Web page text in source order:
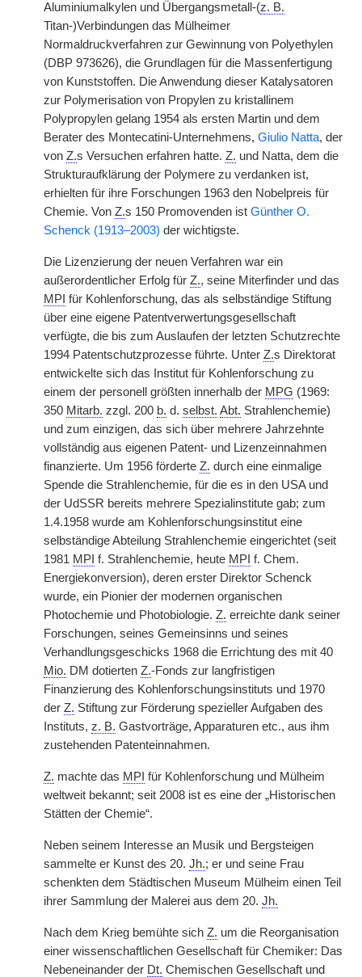
Aluminiumalkylen und Übergangsmetall-(z. B.
Titan-)Verbindungen das Mülheimer
Normaldruckverfahren zur Gewinnung von Polyethylen
(DBP 973626), die Grundlagen für die Massenfertigung
von Kunststoffen. Die Anwendung dieser Katalysatoren
zur Polymerisation von Propylen zu kristallinem
Polypropylen gelang 1954 als ersten Martin und dem
Berater des Montecatini-Unternehmens, Giulio Natta, der
von Z.s Versuchen erfahren hatte. Z. und Natta, dem die
Strukturaufklärung der Polymere zu verdanken ist,
erhielten für ihre Forschungen 1963 den Nobelpreis für
Chemie. Von Z.s 150 Promovenden ist Günther O.
Schenck (1913–2003) der wichtigste.
Die Lizenzierung der neuen Verfahren war ein
außerordentlicher Erfolg für Z., seine Miterfinder und das
MPI für Kohlenforschung, das als selbständige Stiftung
über eine eigene Patentverwertungsgesellschaft
verfügte, die bis zum Auslaufen der letzten Schutzrechte
1994 Patentschutzprozesse führte. Unter Z.s Direktorat
entwickelte sich das Institut für Kohlenforschung zu
einem der personell größten innerhalb der MPG (1969:
350 Mitarb. zzgl. 200 b. d. selbst. Abt. Strahlenchemie)
und zum einzigen, das sich über mehrere Jahrzehnte
vollständig aus eigenen Patent- und Lizenzeinnahmen
finanzierte. Um 1956 förderte Z. durch eine einmalige
Spende die Strahlenchemie, für die es in den USA und
der UdSSR bereits mehrere Spezialinstitute gab; zum
1.4.1958 wurde am Kohlenforschungsinstitut eine
selbständige Abteilung Strahlenchemie eingerichtet (seit
1981 MPI f. Strahlenchemie, heute MPI f. Chem.
Energiekonversion), deren erster Direktor Schenck
wurde, ein Pionier der modernen organischen
Photochemie und Photobiologie. Z. erreichte dank seiner
Forschungen, seines Gemeinsinns und seines
Verhandlungsgeschicks 1968 die Errichtung des mit 40
Mio. DM dotierten Z.-Fonds zur langfristigen
Finanzierung des Kohlenforschungsinstituts und 1970
der Z. Stiftung zur Förderung spezieller Aufgaben des
Instituts, z. B. Gastvorträge, Apparaturen etc., aus ihm
zustehenden Patenteinnahmen.
Z. machte das MPI für Kohlenforschung und Mülheim
weltweit bekannt; seit 2008 ist es eine der „Historischen
Stätten der Chemie“.
Neben seinem Interesse an Musik und Bergsteigen
sammelte er Kunst des 20. Jh.; er und seine Frau
schenkten dem Städtischen Museum Mülheim einen Teil
ihrer Sammlung der Malerei aus dem 20. Jh.
Nach dem Krieg bemühte sich Z. um die Reorganisation
einer wissenschaftlichen Gesellschaft für Chemiker: Das
Nebeneinander der Dt. Chemischen Gesellschaft und